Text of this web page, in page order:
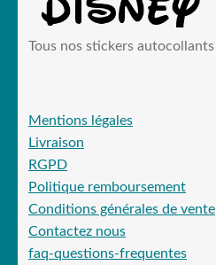
Tous nos stickers
Mentions légales
Livraison
RGPD
Politique remboursement
Conditions générales de vente
Contactez nous
faq-questions-frequentes